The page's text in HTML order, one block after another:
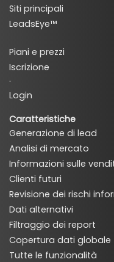
Siti principali
LeadsEye™
Piani e prezzi
Iscrizione
·
Login
Caratteristiche
Generazione di lead
Analisi di mercato
Informazioni sulle
Clienti futuri
Revisione dei rischi
Dati alternativi
Filtraggio dei report
Copertura dati globale
Tutte le funzionalità